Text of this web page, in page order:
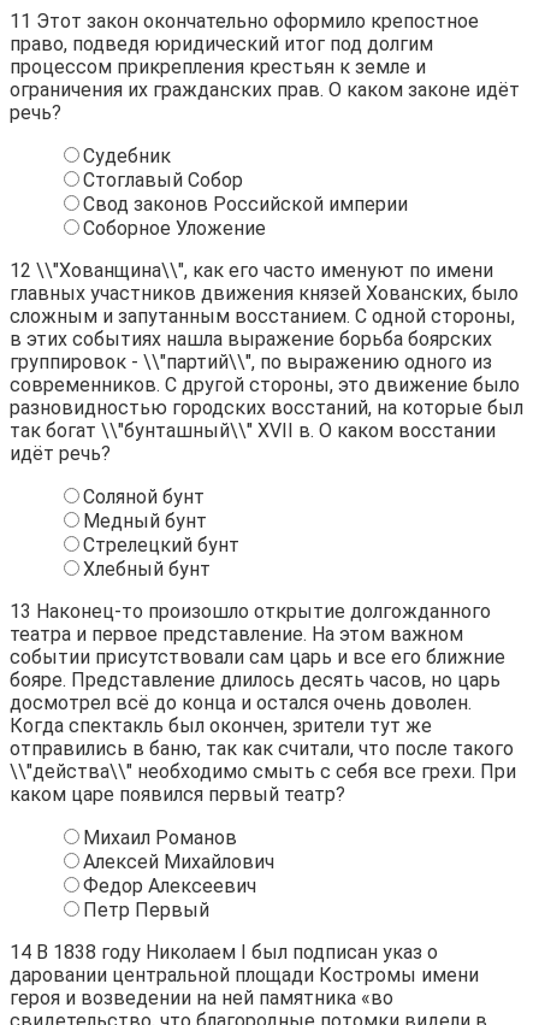
11 Этот закон окончательно оформило крепостное
право, подведя юридический итог под долгим
процессом прикрепления крестьян к земле и
ограничения их гражданских прав. О каком законе идёт
речь?
Судебник
Стоглавый Собор
Свод законов Российской империи
Соборное Уложение
12 \\"Хованщина\\", как его часто именуют по имени
главных участников движения князей Хованских, было
сложным и запутанным восстанием. С одной стороны,
в этих событиях нашла выражение борьба боярских
группировок - \\"партий\\", по выражению одного из
современников. С другой стороны, это движение было
разновидностью городских восстаний, на которые был
так богат \\"бунташный\\" XVII в. О каком восстании
идёт речь?
Соляной бунт
Медный бунт
Стрелецкий бунт
Хлебный бунт
13 Наконец-то произошло открытие долгожданного
театра и первое представление. На этом важном
событии присутствовали сам царь и все его ближние
бояре. Представление длилось десять часов, но царь
досмотрел всё до конца и остался очень доволен.
Когда спектакль был окончен, зрители тут же
отправились в баню, так как считали, что после такого
\\"действа\\" необходимо смыть с себя все грехи. При
каком царе появился первый театр?
Михаил Романов
Алексей Михайлович
Федор Алексеевич
Петр Первый
14 В 1838 году Николаем I был подписан указ о
даровании центральной площади Костромы имени
героя и возведении на ней памятника «во